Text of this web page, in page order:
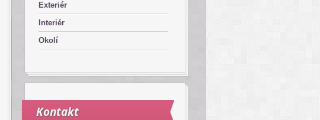
Exteriér
Interiér
Okolí
Kontakt